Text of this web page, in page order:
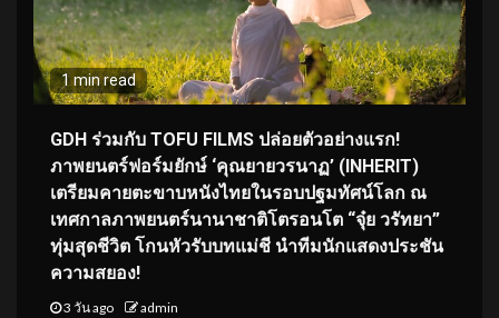
1 min read
GDH ร่วมกับ TOFU FILMS ปล่อยตัวอย่างแรก!
ภาพยนตร์ฟอร์มยักษ์ ‘คุณยายวรนาฏ’ (INHERIT)
เตรียมคายตะขาบหนังไทยในรอบปฐมทัศน์โลก ณ
เทศกาลภาพยนตร์นานาชาติโตรอนโต “จุ๋ย วรัทยา”
ทุ่มสุดชีวิต โกนหัวรับบทแม่ชี นำทีมนักแสดงประชัน
ความสยอง!
3 วัน ago admin